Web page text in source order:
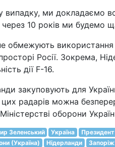
ми докладаємо
через 10 років ми будемо
обмежують
Росії. Зокрема,
дії F-16.
закуповують для
цих радарів можна
оборони
Зеленський Україна
(Україна) Нідерланди